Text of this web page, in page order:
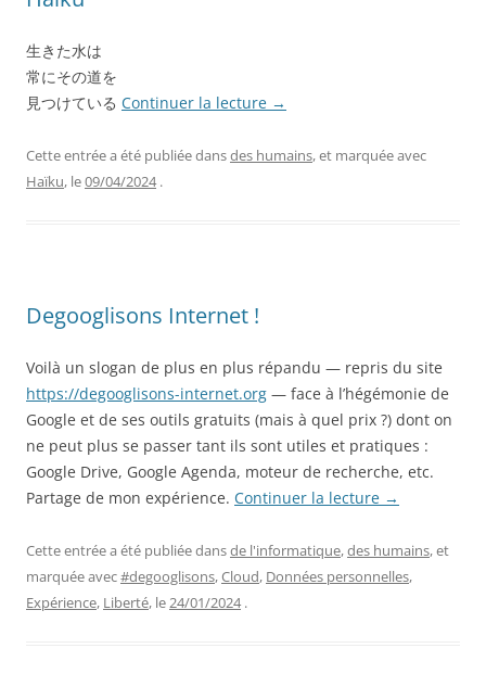
生きた水は
常にその道を
見つけている Continuer la lecture →
Cette entrée a été publiée dansdes humains, et marquée avec
Haïku, le09/04/2024 .
Degooglisons Internet !
Voilà un slogan de plus en plus répandu — repris du site
https://degooglisons-internet.org — face à l’hégémonie de
Google et de ses outils gratuits (mais à quel prix ?) dont on
ne peut plus se passer tant ils sont utiles et pratiques :
Google Drive, Google Agenda, moteur de recherche, etc.
Partage de mon expérience. Continuer la lecture →
Cette entrée a été publiée dansde l'informatique,des humains, et
marquée avec#degooglisons,Cloud, Données personnelles,
Expérience, Liberté, le24/01/2024 .